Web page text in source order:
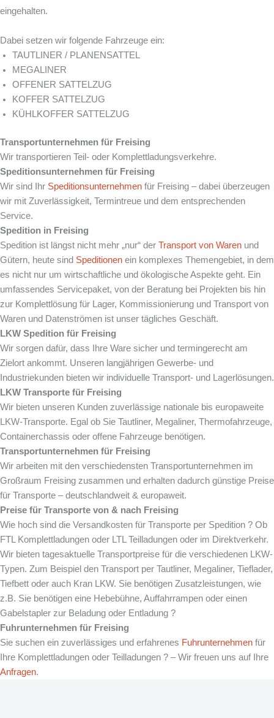
eingehalten.
Dabei setzen wir folgende Fahrzeuge ein:
TAUTLINER / PLANENSATTEL
MEGALINER
OFFENER SATTELZUG
KOFFER SATTELZUG
KÜHLKOFFER SATTELZUG
Transportunternehmen für Freising
Wir transportieren Teil- oder Komplettladungsverkehre.
Speditionsunternehmen für Freising
Wir sind Ihr Speditionsunternehmen für Freising – dabei überzeugen
wir mit Zuverlässigkeit, Termintreue und dem entsprechenden
Service.
Spedition in Freising
Spedition ist längst nicht mehr „nur“ der Transport von Waren und
Gütern, heute sind Speditionen ein komplexes Themengebiet, in dem
es nicht nur um wirtschaftliche und ökologische Aspekte geht. Ein
umfassendes Servicepaket, von der Beratung bei Projekten bis hin
zur Komplettlösung für Lager, Kommissionierung und Transport von
Waren und Datenströmen ist unser tägliches Geschäft.
LKW Spedition für Freising
Wir sorgen dafür, dass Ihre Ware sicher und termingerecht am
Zielort ankommt. Unseren langjährigen Gewerbe- und
Industriekunden bieten wir individuelle Transport- und Lagerlösungen.
LKW Transporte für Freising
Wir bieten unseren Kunden zuverlässige nationale bis europaweite
LKW-Transporte. Egal ob Sie Tautliner, Megaliner, Thermofahrzeuge,
Containerchassis oder offene Fahrzeuge benötigen.
Transportunternehmen für Freising
Wir arbeiten mit den verschiedensten Transportunternehmen im
Großraum Freising zusammen und erhalten dadurch günstige Preise
für Transporte – deutschlandweit & europaweit.
Preise für Transporte von & nach Freising
Wie hoch sind die Versandkosten für Transporte per Spedition ? Ob
FTL Komplettladungen oder LTL Teilladungen oder im Direktverkehr.
Wir bieten tagesaktuelle Transportpreise für die verschiedenen LKW-
Typen. Zum Beispiel den Transport per Tautliner, Megaliner, Tieflader,
Tiefbett oder auch Kran LKW. Sie benötigen Zusatzleistungen, wie
z.B. Sie benötigen eine Hebebühne, Auffahrrampen oder einen
Gabelstapler zur Beladung oder Entladung ?
Fuhrunternehmen für Freising
Sie suchen ein zuverlässiges und erfahrenes Fuhrunternehmen für
Ihre Komplettladungen oder Teilladungen ? – Wir freuen uns auf Ihre
Anfragen.